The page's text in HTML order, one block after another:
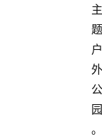
主
题
户
外
公
园
。